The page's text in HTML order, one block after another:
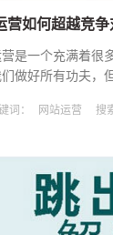
营是一个充满着很
做好所有功夫，
加艰难，这是为
越竞争对手？
网公司能轻易地颠
格上入手，不断搞
同时增加产品多样
词： 网站运营 搜